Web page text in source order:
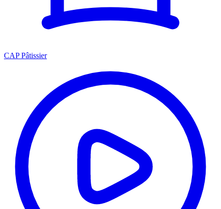
CAP Pâtissier